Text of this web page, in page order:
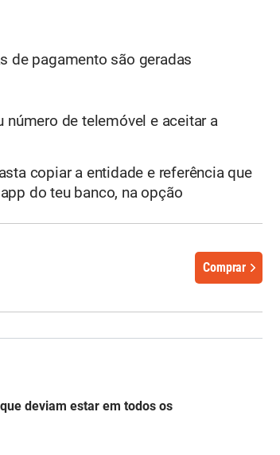
de pagamento são geradas
número de telemóvel e aceitar a
copiar a entidade e referência que
do teu banco, na opção
Comprar
deviam estar em todos os